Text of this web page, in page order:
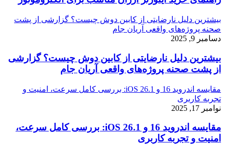
بیشترین دلیل نارضایتی از کابین دوش چیست؟ گزارشی از پشت
صحنه پروژه‌های واقعی آریان جام
دسامبر 9, 2025
بیشترین دلیل نارضایتی از کابین دوش چیست؟ گزارشی
از پشت صحنه پروژه‌های واقعی آریان جام
مقایسه اندروید 16 و iOS 26.1: بررسی کامل سرعت، امنیت و
تجربه کاربری
نوامبر 17, 2025
مقایسه اندروید 16 و iOS 26.1: بررسی کامل سرعت،
امنیت و تجربه کاربری